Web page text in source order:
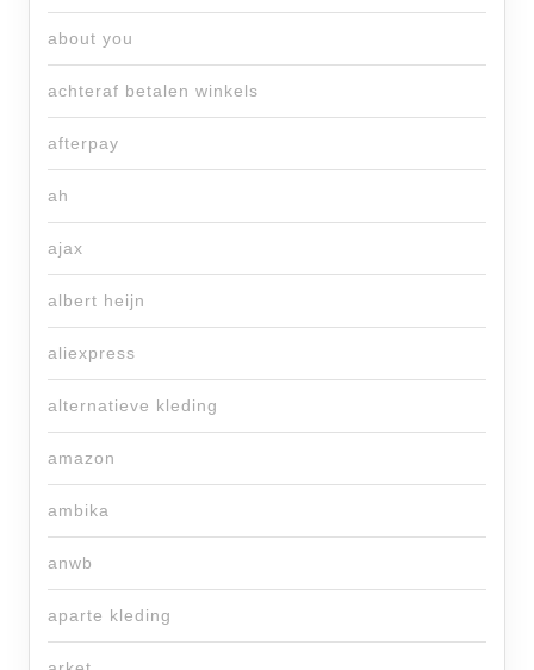
about you
achteraf betalen winkels
afterpay
ah
ajax
albert heijn
aliexpress
alternatieve kleding
amazon
ambika
anwb
aparte kleding